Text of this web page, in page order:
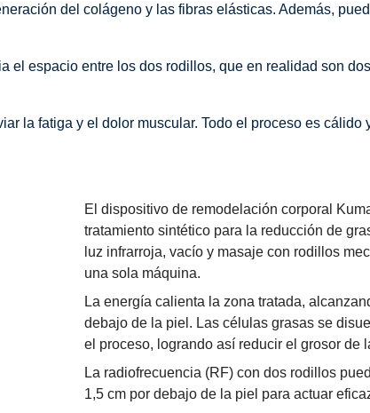
del colágeno y las fibras elásticas. Además,
espacio entre los dos rodillos, que en realidad son
la fatiga y el dolor muscular. Todo el proceso es cálido
El dispositivo de remodelación corporal
tratamiento sintético para la reducción de
luz infrarroja, vacío y masaje con rodillos
una sola máquina.
La energía calienta la zona tratada,
debajo de la piel. Las células grasas se
el proceso, logrando así reducir el grosor de
La radiofrecuencia (RF) con dos rodillos
1,5 cm por debajo de la piel para actuar